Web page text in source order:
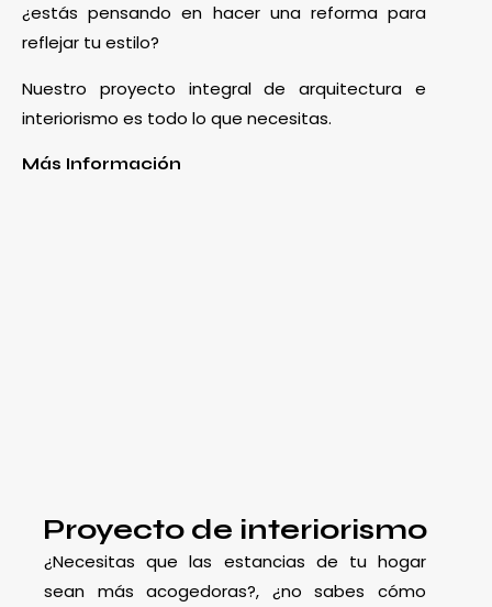
¿estás pensando en hacer una reforma para
reflejar tu estilo?
Nuestro proyecto integral de arquitectura e
interiorismo es todo lo que necesitas.
Más Información
Proyecto de interiorismo
¿Necesitas que las estancias de tu hogar
sean más acogedoras?, ¿no sabes cómo